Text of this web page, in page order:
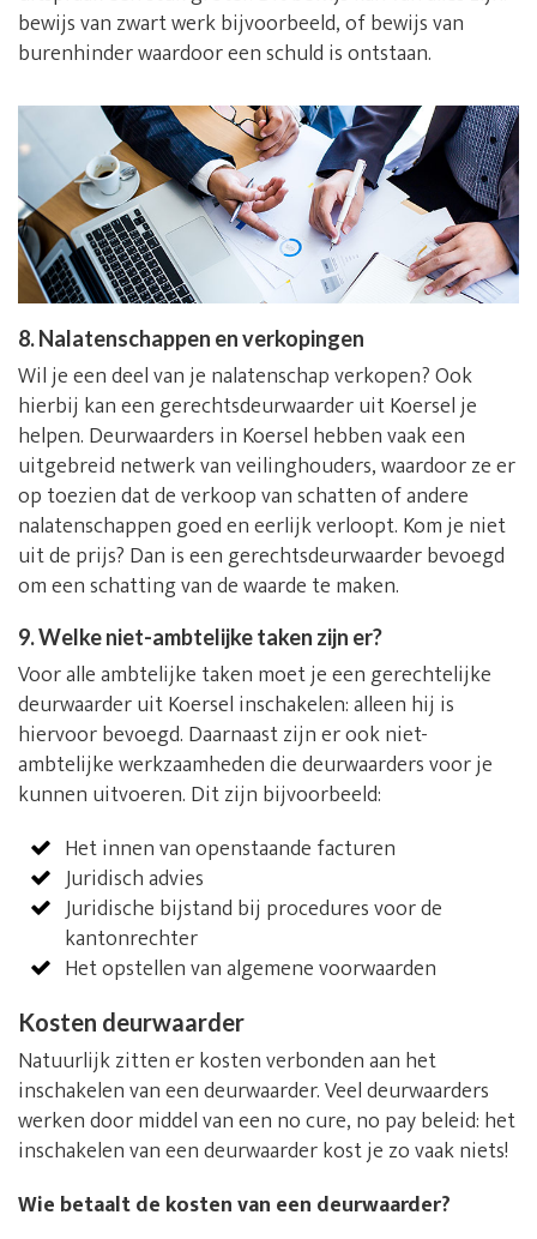
bewijs van zwart werk bijvoorbeeld, of bewijs van
burenhinder waardoor een schuld is ontstaan.
8. Nalatenschappen en verkopingen
Wil je een deel van je nalatenschap verkopen? Ook
hierbij kan een gerechtsdeurwaarder uit Koersel je
helpen. Deurwaarders in Koersel hebben vaak een
uitgebreid netwerk van veilinghouders, waardoor ze er
op toezien dat de verkoop van schatten of andere
nalatenschappen goed en eerlijk verloopt. Kom je niet
uit de prijs? Dan is een gerechtsdeurwaarder bevoegd
om een schatting van de waarde te maken.
9. Welke niet-ambtelijke taken zijn er?
Voor alle ambtelijke taken moet je een gerechtelijke
deurwaarder uit Koersel inschakelen: alleen hij is
hiervoor bevoegd. Daarnaast zijn er ook niet-
ambtelijke werkzaamheden die deurwaarders voor je
kunnen uitvoeren. Dit zijn bijvoorbeeld:
Het innen van openstaande facturen
Juridisch advies
Juridische bijstand bij procedures voor de
kantonrechter
Het opstellen van algemene voorwaarden
Kosten deurwaarder
Natuurlijk zitten er kosten verbonden aan het
inschakelen van een deurwaarder. Veel deurwaarders
werken door middel van een no cure, no pay beleid: het
inschakelen van een deurwaarder kost je zo vaak niets!
Wie betaalt de kosten van een deurwaarder?